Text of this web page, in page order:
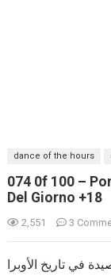
dance of the hours
074 0f 100 –
Del Giorno +18
2,551 3
في تاريخ الأوبرا